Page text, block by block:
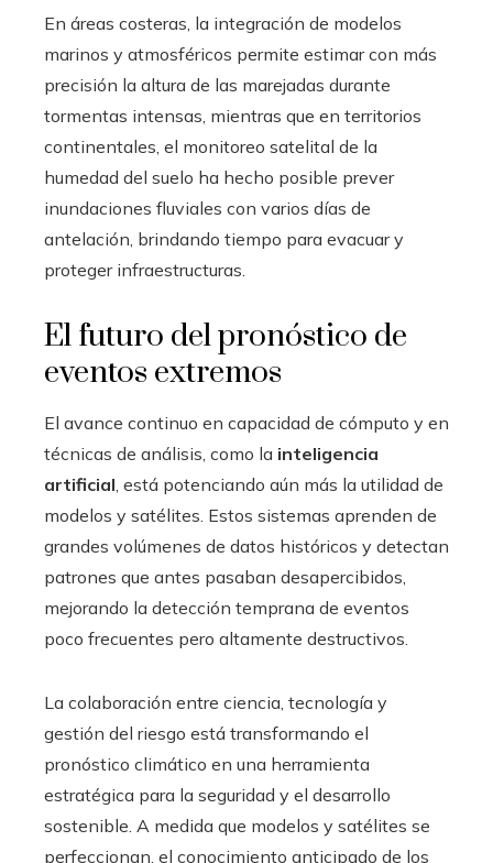
En áreas costeras, la integración de modelos
marinos y atmosféricos permite estimar con más
precisión la altura de las marejadas durante
tormentas intensas, mientras que en territorios
continentales, el monitoreo satelital de la
humedad del suelo ha hecho posible prever
inundaciones fluviales con varios días de
antelación, brindando tiempo para evacuar y
proteger infraestructuras.
El futuro del pronóstico de
eventos extremos
El avance continuo en capacidad de cómputo y en
técnicas de análisis, como la inteligencia
artificial, está potenciando aún más la utilidad de
modelos y satélites. Estos sistemas aprenden de
grandes volúmenes de datos históricos y detectan
patrones que antes pasaban desapercibidos,
mejorando la detección temprana de eventos
poco frecuentes pero altamente destructivos.
La colaboración entre ciencia, tecnología y
gestión del riesgo está transformando el
pronóstico climático en una herramienta
estratégica para la seguridad y el desarrollo
sostenible. A medida que modelos y satélites se
perfeccionan, el conocimiento anticipado de los